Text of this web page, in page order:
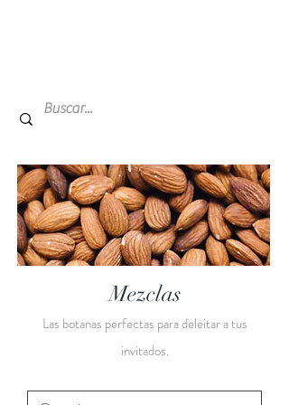
Mezclas
Las botanas perfectas para deleitar a tus
invitados.